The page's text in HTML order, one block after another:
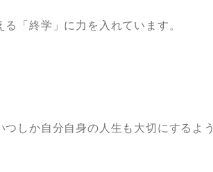
「終学」に力を入れています。
しか自分自身の人生も大切にするよう